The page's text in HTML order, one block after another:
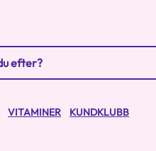
VITAMINER KUNDKLUBB